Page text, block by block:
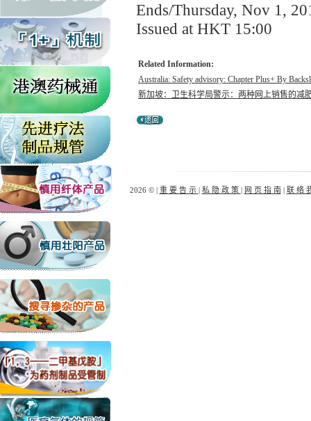
Ends/Thursday, Nov 1,
Issued at HKT 15:00
Related Information:
Australia: Safety advisory: Chapter Plus+ By
新加坡：卫生科学局警示：两种网上销售的减
2026 © | 重 要 告 示 | 私 隐 政 策 | 网 页 指 南| 联 络